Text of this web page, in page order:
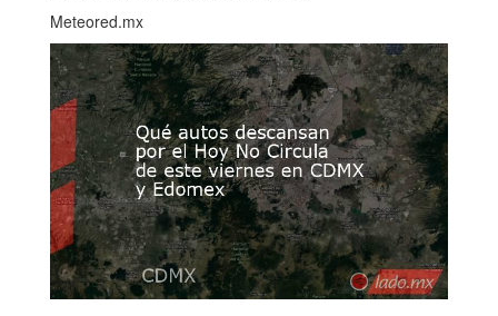
Meteored.mx